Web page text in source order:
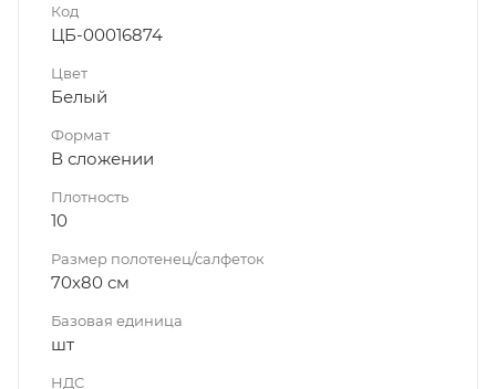
Код
ЦБ-00016874
Цвет
Белый
Формат
В сложении
Плотность
10
Размер полотенец/салфеток
70х80 см
Базовая единица
шт
НДС